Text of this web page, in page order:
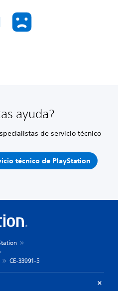
ayuda?
de servicio técnico
técnico de PlayStation
CE-33991-5